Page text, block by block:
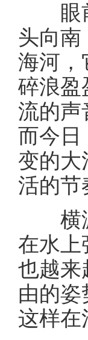
眼前
头向南
海河，
碎浪盈
流的声
而今日
变的大
活的节
横渡
在水上
也越来
由的
这样在